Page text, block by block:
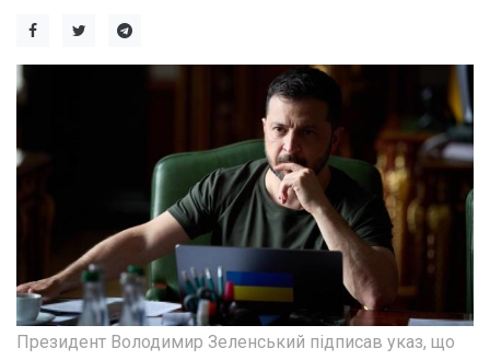
Президент Володимир Зеленський підписав указ, що